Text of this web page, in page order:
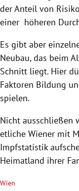
der Anteil von
einer höheren
Es gibt aber
Neubau, das beim
Schnitt liegt. Hier
Faktoren Bildung
spielen.
Nicht ausschließen
etliche Wiener mit
Impfstatistik
Heimatland ihrer
Wien